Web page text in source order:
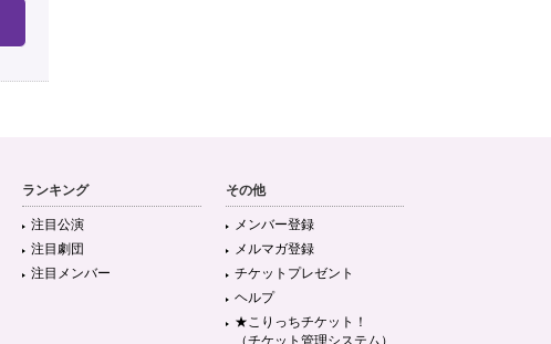
ランキング
注目公演
注目劇団
注目メンバー
その他
メンバー登録
メルマガ登録
チケットプレゼント
ヘルプ
★こりっちチケット！
（チケット管理システム）